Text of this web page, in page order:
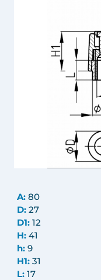
A: 80
D: 27
D1: 12
H: 41
h: 9
H1: 31
L: 17